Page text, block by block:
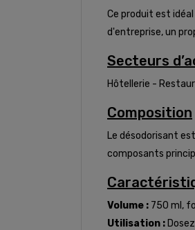
Ce produit est
d'entreprise, un
Secteurs
Hôtellerie -
Composition
Le désodorisant
composants
Volume : 750 ml,
Utilisation :